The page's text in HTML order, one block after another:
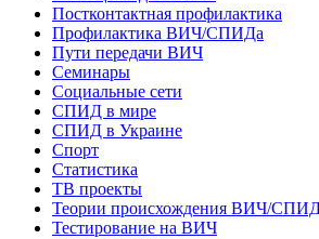
Постконтактная профилактика
Профилактика ВИЧ/СПИДа
Пути передачи ВИЧ
Семинары
Социальные сети
СПИД в мире
СПИД в Украине
Спорт
Статистика
ТВ проекты
Теории происхождения ВИЧ/
Тестирование на ВИЧ